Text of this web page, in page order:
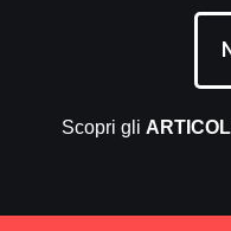
Scopri gli